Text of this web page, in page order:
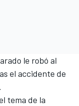
le robó al
el accidente de
tema de la